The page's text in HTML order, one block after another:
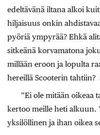
edeltävänä iltana alkoi
hiljaisuus onkin
pyöriä ympyrää? Ehkä
sitkeänä korvamatona
millään eroon ja lopulta
hereillä Scooterin tahtiin?
”Ei ole mitään oikeaa
kertoo meille heti alkuun.
yksilöllinen ja ihan oikea